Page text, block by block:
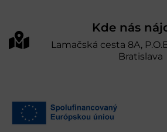
Kde nás
Lamačská cesta 8A,
Bratislava